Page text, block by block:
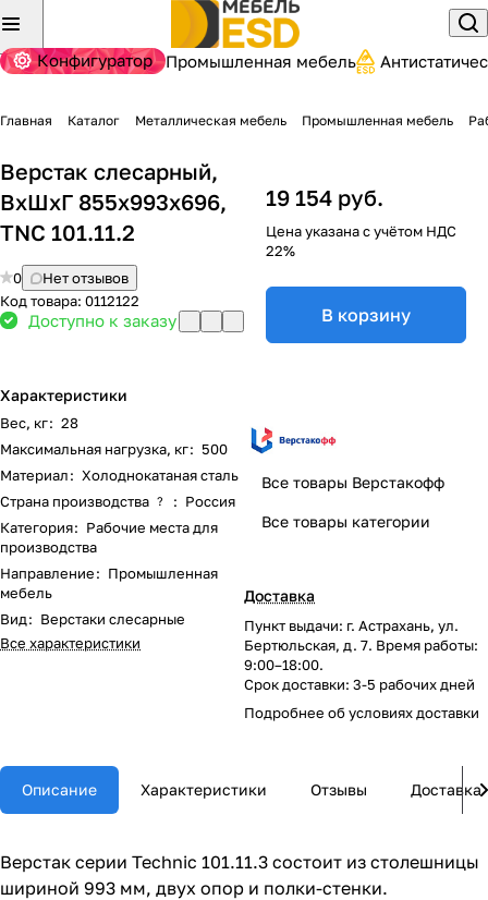
Конфигуратор Промышленная мебель
Главная Каталог Металлическая мебель Промышленная мебель
Верстак слесарный,
ВхШхГ 855x993x696,
TNC 101.11.2
0
Нет отзывов
Код товара: 0112122
Доступно к заказу
Характеристики
Вес, кг: 28
Максимальная нагрузка, кг: 500
Материал: Холоднокатаная сталь
Страна производства ? : Россия
Категория: Рабочие места для
производства
Направление: Промышленная
мебель
Вид: Верстаки слесарные
Все характеристики
19 154 руб.
Цена указана с учётом НДС
22%
В корзину
Все товары Верстакофф
Все товары категории
Доставка
Пункт выдачи: г. Астрахань, ул.
Бертюльская, д. 7. Время работы:
9:00–18:00.
Срок доставки: 3-5 рабочих дней
Подробнее обусловиях доставки
Описание Характеристики Отзывы Доставка
Верстак серии Technic 101.11.3 состоит из столешницы
шириной 993 мм, двух опор и полки-стенки.